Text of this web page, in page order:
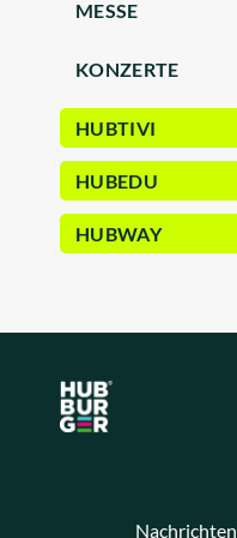
MESSE
KONZERTE
HUBTIVI
HUBEDU
HUBWAY
Nachrichten